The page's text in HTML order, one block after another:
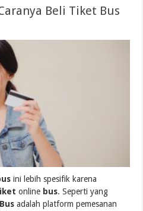
Beli Tiket Bus
ini lebih spesifik karena
online bus. Seperti yang
Bus adalah platform pemesanan